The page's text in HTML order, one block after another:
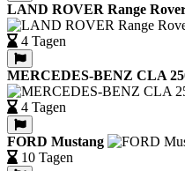
LAND ROVER Range
4 Tagen
MERCEDES-BENZ CLA
4 Tagen
FORD Mustang
10 Tagen